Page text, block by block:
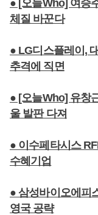
● [오늘Who] 여승
체질 바꾼다
● LG디스플레이,
추격에 직면
● [오늘Who] 유창
울 발판 다져
● 이수페타시스
수혜기업
● 삼성바이오에피
영국 공략